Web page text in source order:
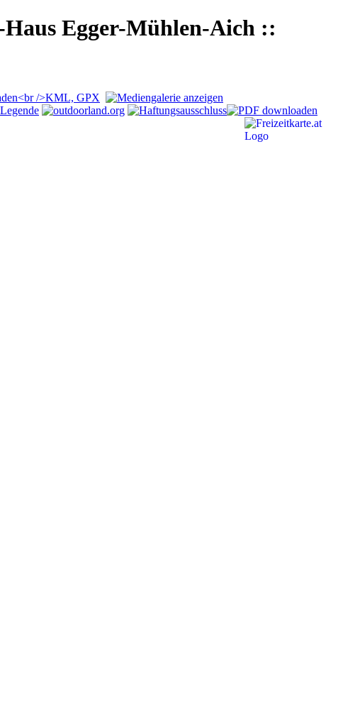
Egger-Mühlen-Aich ::